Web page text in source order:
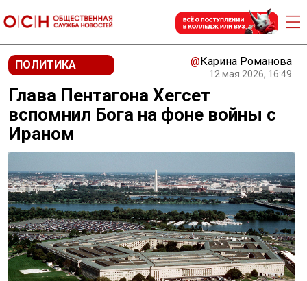
ПОЛИТИКА @Карина Романова
12 мая 2026, 16:49
Глава Пентагона Хегсет
вспомнил Бога на фоне войны с
Ираном